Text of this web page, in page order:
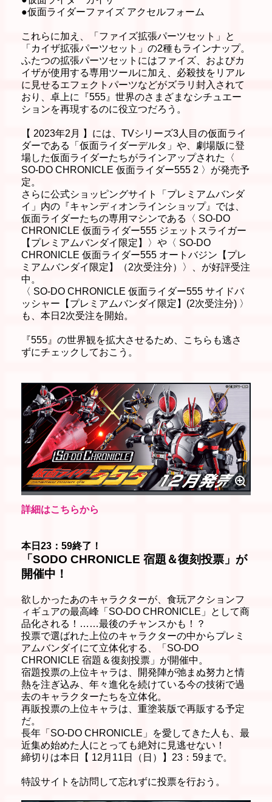
●仮面ライダーファイズ アクセルフォーム
これらに加え、「ファイズ拡張パーツセット」と
「カイザ拡張パーツセット」の2種もラインナップ。
ふたつの拡張パーツセットにはファイズ、およびカ
イザが使用する専用ツールに加え、必殺技をリアル
に見せるエフェクトパーツなどがズラリ封入されて
おり、卓上に『555』世界のさまざまなシチュエー
ションを再現するのに役立つだろう。
【 2023年2月 】には、TVシリーズ3人目の仮面ライ
ダーである「仮面ライダーデルタ」や、劇場版に登
場した仮面ライダーたちがラインアップされた〈
SO-DO CHRONICLE 仮面ライダー555 2 〉が発売予
定。
さらに公式ショッピングサイト「プレミアムバンダ
イ」内の『キャンディオンラインショップ』では、
仮面ライダーたちの専用マシンである〈 SO-DO
CHRONICLE 仮面ライダー555 ジェットスライガー
【プレミアムバンダイ限定】〉や〈 SO-DO
CHRONICLE 仮面ライダー555 オートバジン【プレ
ミアムバンダイ限定】（2次受注分）〉、が好評受注
中。
〈 SO-DO CHRONICLE 仮面ライダー555 サイドバ
ッシャー【プレミアムバンダイ限定】(2次受注分) 〉
も、本日2次受注を開始。
『555』の世界観を拡大させるため、こちらも逃さ
ずにチェックしておこう。
詳細はこちらから
本日23：59終了！
「SODO CHRONICLE 宿題＆復刻投票」が
開催中！
欲しかったあのキャラクターが、食玩アクションフ
ィギュアの最高峰「SO-DO CHRONICLE」として商
品化される！……最後のチャンスかも！？
投票で選ばれた上位のキャラクターの中からプレミ
アムバンダイにて立体化する、「SO-DO
CHRONICLE 宿題＆復刻投票」が開催中。
宿題投票の上位キャラは、開発陣が弛まぬ努力と情
熱を注ぎ込み、年々進化を続けている今の技術で過
去のキャラクターたちを立体化。
再販投票の上位キャラは、重塗装版で再販する予定
だ。
長年「SO-DO CHRONICLE」を愛してきた人も、最
近集め始めた人にとっても絶対に見逃せない！
締切りは本日【 12月11日（日）】23：59まで。
特設サイトを訪問して忘れずに投票を行おう。